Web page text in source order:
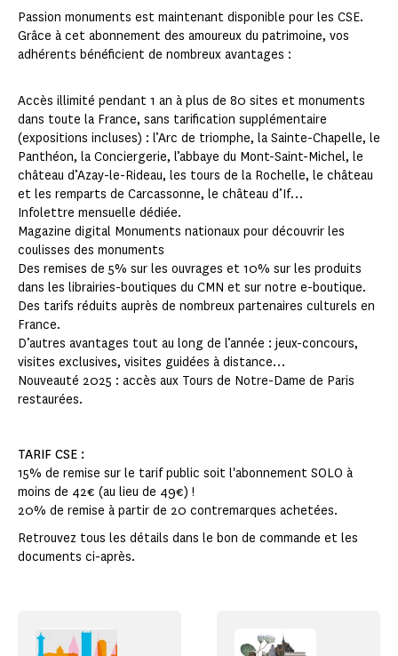
Passion monuments est maintenant disponible pour les CSE.
Grâce à cet abonnement des amoureux du patrimoine, vos
adhérents bénéficient de nombreux avantages :
Accès illimité pendant 1 an à plus de 80 sites et monuments
dans toute la France, sans tarification supplémentaire
(expositions incluses) : l’Arc de triomphe, la Sainte-Chapelle, le
Panthéon, la Conciergerie, l’abbaye du Mont-Saint-Michel, le
château d’Azay-le-Rideau, les tours de la Rochelle, le château
et les remparts de Carcassonne, le château d’If…
Infolettre mensuelle dédiée.
Magazine digital Monuments nationaux pour découvrir les
coulisses des monuments
Des remises de 5% sur les ouvrages et 10% sur les produits
dans les librairies-boutiques du CMN et sur notre e-boutique.
Des tarifs réduits auprès de nombreux partenaires culturels en
France.
D’autres avantages tout au long de l’année : jeux-concours,
visites exclusives, visites guidées à distance…
Nouveauté 2025 : accès aux Tours de Notre-Dame de Paris
restaurées.
TARIF CSE :
15% de remise sur le tarif public soit l'abonnement SOLO à
moins de 42€ (au lieu de 49€) !
20% de remise à partir de 20 contremarques achetées.
Retrouvez tous les détails dans le bon de commande et les
documents ci-après.